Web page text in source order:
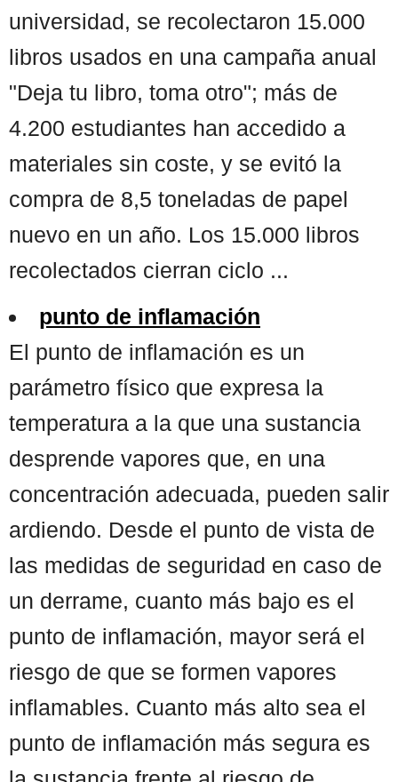
universidad, se recolectaron 15.000
libros usados en una campaña anual
"Deja tu libro, toma otro"; más de
4.200 estudiantes han accedido a
materiales sin coste, y se evitó la
compra de 8,5 toneladas de papel
nuevo en un año. Los 15.000 libros
recolectados cierran ciclo ...
punto de inflamación
El punto de inflamación es un
parámetro físico que expresa la
temperatura a la que una sustancia
desprende vapores que, en una
concentración adecuada, pueden salir
ardiendo. Desde el punto de vista de
las medidas de seguridad en caso de
un derrame, cuanto más bajo es el
punto de inflamación, mayor será el
riesgo de que se formen vapores
inflamables. Cuanto más alto sea el
punto de inflamación más segura es